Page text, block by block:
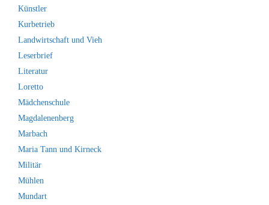
Künstler
Kurbetrieb
Landwirtschaft und Vieh
Leserbrief
Literatur
Loretto
Mädchenschule
Magdalenenberg
Marbach
Maria Tann und Kirneck
Militär
Mühlen
Mundart